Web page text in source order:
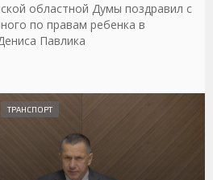
областной Думы поздравил с
по правам ребенка в
Павлика
ТРАНСПОРТ